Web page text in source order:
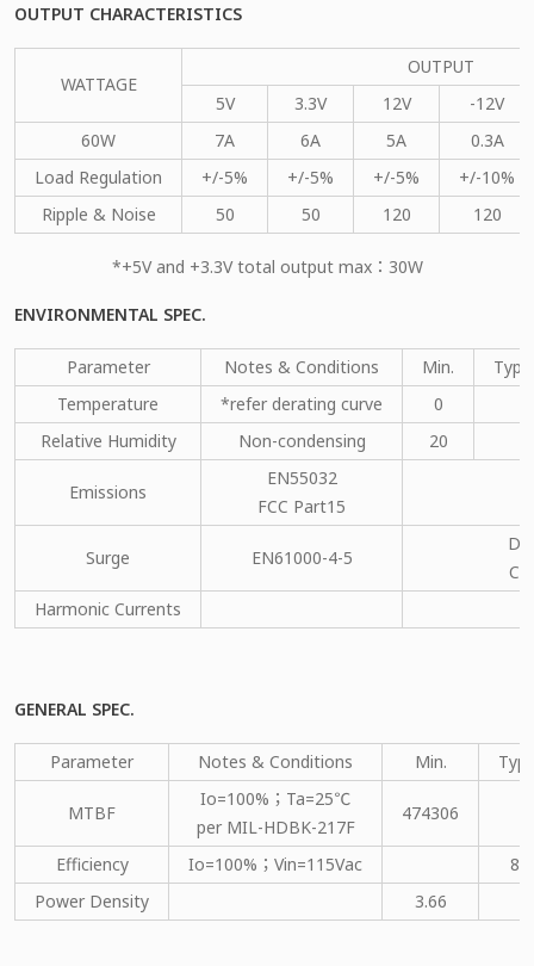
OUTPUT CHARACTERISTICS
WATTAGE
OUTPUT
5V
3.3V 12V
-12V
60W
7A 6A 5A
0.3A
Load Regulation
+/-5% +/-5% +/-5%
+/-10%
Ripple & Noise
50 50 120 120
*+5V and +3.3V total output max：30W
ENVIRONMENTAL SPEC.
Parameter Notes & Conditions Min.
Type.
Temperature
*refer derating curve
0
Relative Humidity
Non-condensing 20
Emissions
EN55032
FCC Part15
Surge EN61000-4-5
Harmonic Currents
GENERAL SPEC.
Parameter Notes & Conditions Min.
MTBF
Io=100%；Ta=25℃
per MIL-HDBK-217F
474306
Efficiency Io=100%；Vin=115Vac
80
Power Density
3.66